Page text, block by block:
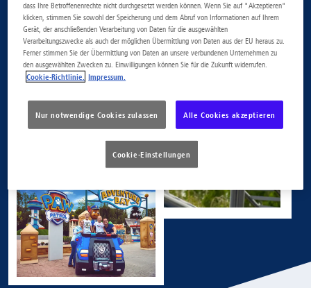
dass Ihre Betroffenenrechte nicht durchgesetzt werden können. Wenn Sie auf "Akzeptieren"
klicken, stimmen Sie sowohl der Speicherung und dem Abruf von Informationen auf Ihrem
Gerät, der anschließenden Verarbeitung von Daten für die ausgewählten
Verarbeitungszwecke als auch der möglichen Übermittlung von Daten aus der EU heraus zu.
Ferner stimmen Sie der Übermittlung von Daten an unsere verbundenen Unternehmen zu
den ausgewählten Zwecken zu. Einwilligungen können Sie für die Zukunft widerrufen.
Cookie-Richtlinie. Impressum.
Nur notwendige Cookies zulassen Alle Cookies akzeptieren
Cookie-Einstellungen